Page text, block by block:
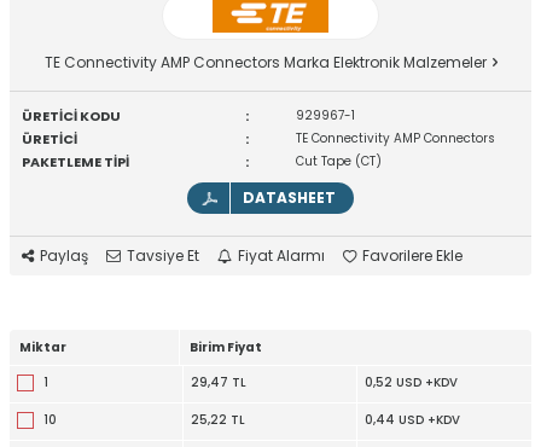
TE Connectivity AMP Connectors Marka Elektronik Malzemeler
ÜRETİCİ KODU : 929967-1
ÜRETİCİ : TE Connectivity AMP Connectors
PAKETLEME TİPİ : Cut Tape (CT)
DATASHEET
Paylaş Tavsiye Et Fiyat Alarmı Favorilere Ekle
Miktar
Birim Fiyat
1
29,47 TL 0,52 USD +KDV
10 25,22 TL 0,44 USD +KDV